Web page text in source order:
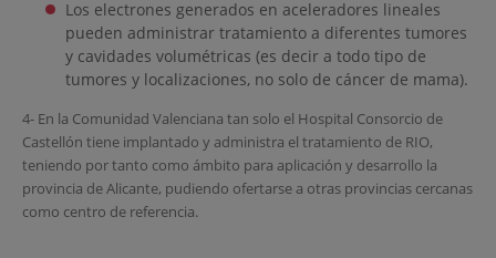
Los electrones generados en aceleradores lineales
pueden administrar tratamiento a diferentes tumores
y cavidades volumétricas (es decir a todo tipo de
tumores y localizaciones, no solo de cáncer de mama).
4- En la Comunidad Valenciana tan solo el Hospital Consorcio de
Castellón tiene implantado y administra el tratamiento de RIO,
teniendo por tanto como ámbito para aplicación y desarrollo la
provincia de Alicante, pudiendo ofertarse a otras provincias cercanas
como centro de referencia.